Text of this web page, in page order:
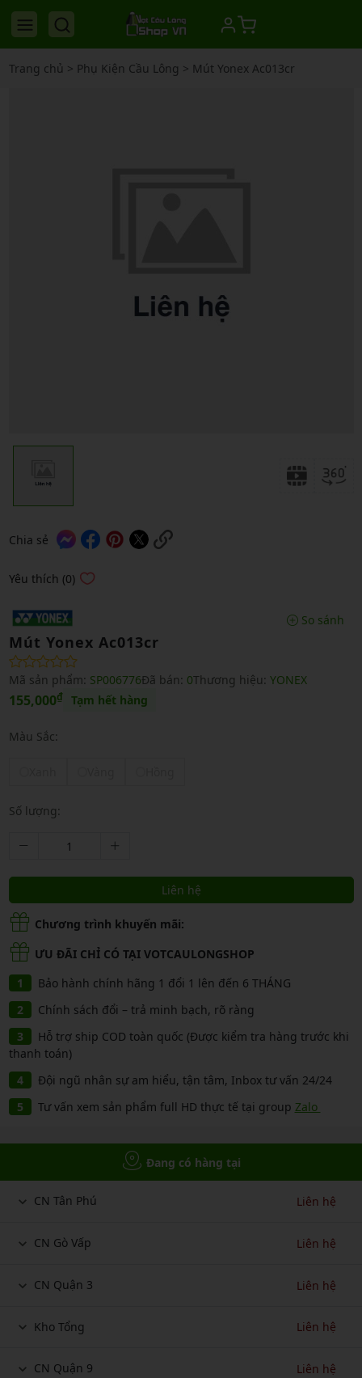
Trang chủ > Phụ Kiện Cầu Lông > Mút Yonex Ac013cr
Chia sẻ
Yêu thích (0)
So sánh
Mút Yonex Ac013cr
Mã sản phẩm: SP006776Đã bán: 0Thương hiệu: YONEX
155,000₫ Tạm hết hàng
Màu Sắc:
Số lượng:
Liên hệ
Chương trình khuyến mãi:
ƯU ĐÃI CHỈ CÓ TẠI VOTCAULONGSHOP
Bảo hành chính hãng 1 đổi 1 lên đến 6 THÁNG
Chính sách đổi – trả minh bạch, rõ ràng
Hỗ trợ ship COD toàn quốc (Được kiểm tra hàng trước khi
thanh toán)
Đội ngũ nhân sự am hiểu, tận tâm, Inbox tư vấn 24/24
Tư vấn xem sản phẩm full HD thực tế tại group Zalo
Đang có hàng tại
CN Tân Phú Liên hệ
CN Gò Vấp Liên hệ
CN Quận 3 Liên hệ
Kho Tổng Liên hệ
CN Quận 9 Liên hệ